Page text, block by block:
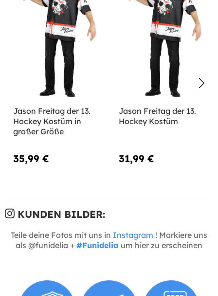
Jason Freitag der 13.
Hockey Kostüm in
großer Größe
35,99 €
Jason Freitag der 13.
Hockey Kostüm
31,99 €
KUNDEN BILDER:
Teile deine Fotos mit uns in Instagram ! Markiere uns
als @funidelia + #Funidelia um hier zu erscheinen